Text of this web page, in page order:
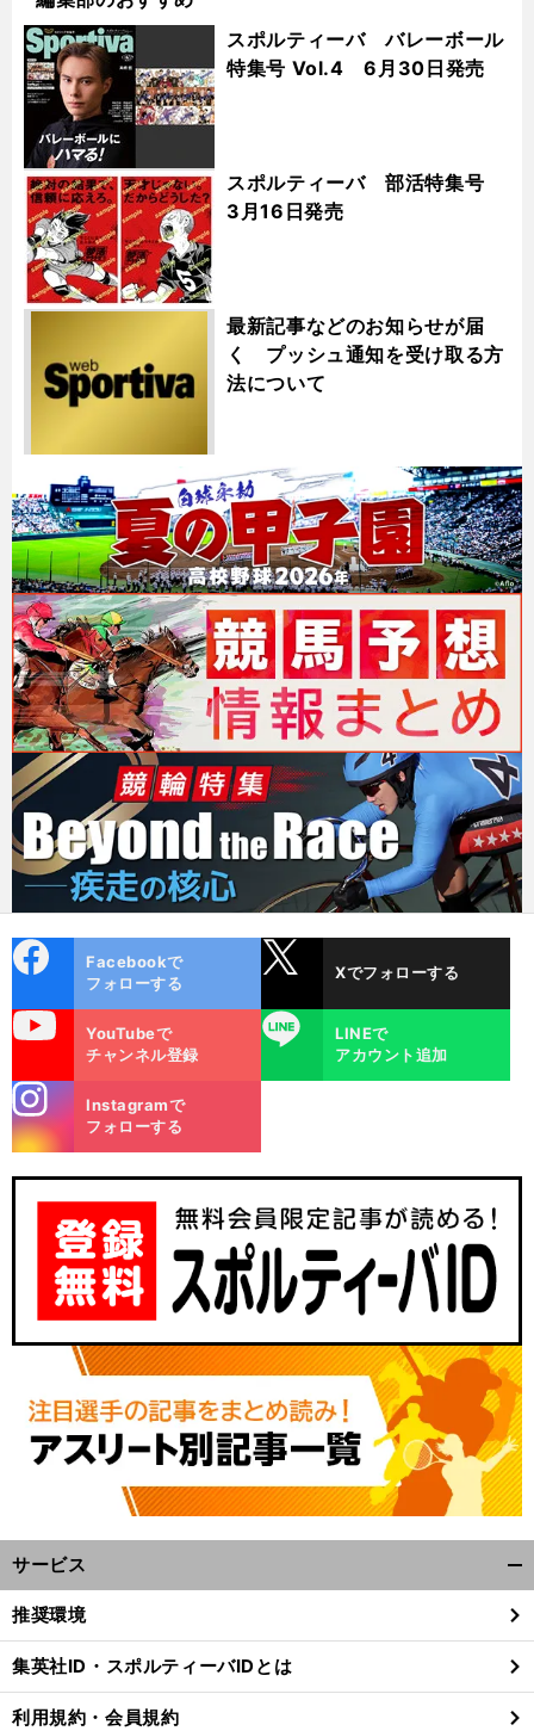
スポルティーバ バレーボール
特集号 Vol.4 6月30日発売
スポルティーバ 部活特集号
3月16日発売
最新記事などのお知らせが届
く プッシュ通知を受け取る方
法について
ok
Facebookで
フォローする
Xでフォローする
YouTubeで
チャンネル登録
LINE
LINEで
アカウント追加
m
Instagramで
フォローする
サービス
閉
る
推奨環境
集英社ID・スポルティーバIDとは
利用規約・会員規約